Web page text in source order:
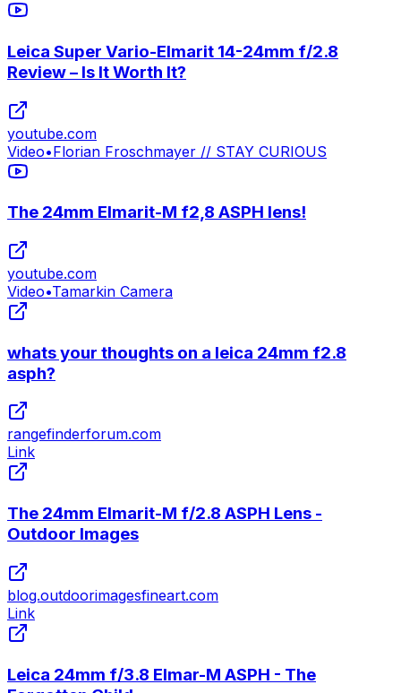
Leica Super Vario-Elmarit 14-24mm f/2.8
Review – Is It Worth It?
youtube.com
Video•Florian Froschmayer // STAY CURIOUS
The 24mm Elmarit-M f2,8 ASPH lens!
youtube.com
Video•Tamarkin Camera
whats your thoughts on a leica 24mm f2.8
asph?
rangefinderforum.com
Link
The 24mm Elmarit-M f/2.8 ASPH Lens -
Outdoor Images
blog.outdoorimagesfineart.com
Link
Leica 24mm f/3.8 Elmar-M ASPH - The